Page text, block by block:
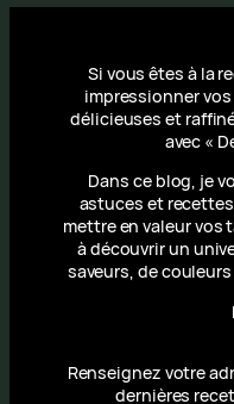
Si vous êtes à la
impressionner
délicieuses et
avec «
Dans ce blog, je
astuces et
mettre en valeur vos
à découvrir un
saveurs, de
Renseignez votre
dernières